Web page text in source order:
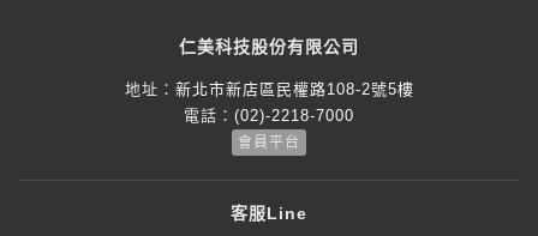
仁美科技股份有限公司
地址： 新北市新店區民權路108-2號5樓
電話： (02)-2218-7000
會員平台
客服Line